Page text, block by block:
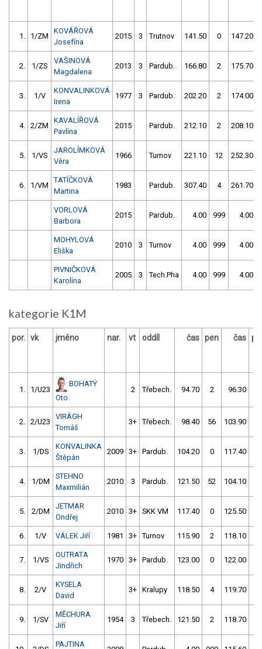
1. 1/ZM
KOVÁŘOVÁ
Josefína
2015 3 Trutnov 141.50 0 147.20
2. 1/ZS
VAŠINOVÁ
Magdalena
2013 3 Pardub. 166.80 2 175.70
3. 1/V
KONVALINKOVÁ
Irena
1977 3 Pardub. 202.20 2 174.00
4. 2/ZM
KAVALÍŘOVÁ
Pavlína
2015 Pardub. 212.10 2 208.10
5. 1/VS
JAROLÍMKOVÁ
Věra
1966 Turnov 221.10 12 252.30
6. 1/VM
TATÍČKOVÁ
Martina
1983 Pardub. 307.40 4 261.70
VORLOVÁ
Barbora
2015 Pardub. 4.00 999 4.00
MOHYLOVÁ
Eliška
2010 3 Turnov 4.00 999 4.00
PIVNIČKOVÁ
Karolína
2005 3 Tech.Pha 4.00 999 4.00
kategorie K1M
por. vk jméno nar. vt oddíl čas pen čas
1. 1/U23
BOHATÝ
Oto
2 Třebech. 94.70 2 96.30
2. 2/U23
VIRÁGH
Tomáš
3+ Třebech. 98.40 56 103.90
3. 1/DS
KONVALINKA
Štěpán
2009 3+ Pardub. 104.20 0 117.40
4. 1/DM
STEHNO
Maxmilián
2010 3 Pardub. 121.50 52 104.10
5. 2/DM
JETMAR
Ondřej
2010 3+ SKK VM 117.40 0 125.50
6. 1/V VÁLEK Jiří 1981 3+ Turnov 115.90 2 118.10
7. 1/VS
OUTRATA
Jindřich
1970 3+ Pardub. 123.00 0 122.00
8. 2/V
KYSELA
David
3+ Kralupy 118.50 4 119.70
9. 1/SV
MĚCHURA
Jiří
1954 3 Třebech. 121.50 2 118.70
PAJTINA